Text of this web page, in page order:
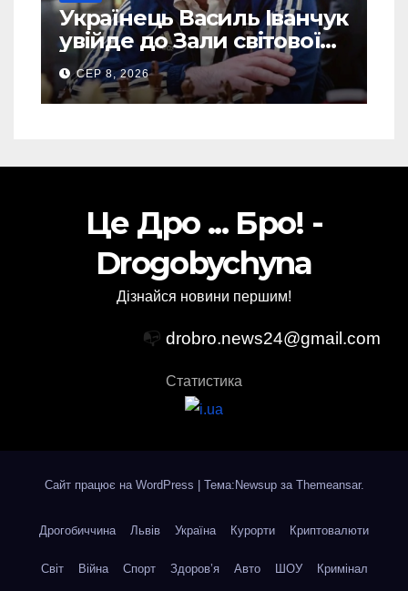
Українець Василь Іванчук
увійде до Зали світової
шахової слави
СЕР 8, 2026
Це Дро ... Бро! -
Drogobychyna
Дізнайся новини першим!
📭 drobro.news24@gmail.com
Статистика
Сайт працює на WordPress | Тема:Newsup за Themeansar.
Дрогобиччина Львів Україна Курорти Криптовалюти
Світ Війна Спорт Здоров’я Авто ШОУ Кримінал